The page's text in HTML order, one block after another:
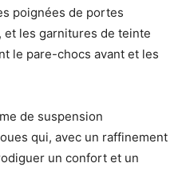
poignées de portes
les garnitures de teinte
le pare-chocs avant et les
de suspension
qui, avec un raffinement
un confort et un